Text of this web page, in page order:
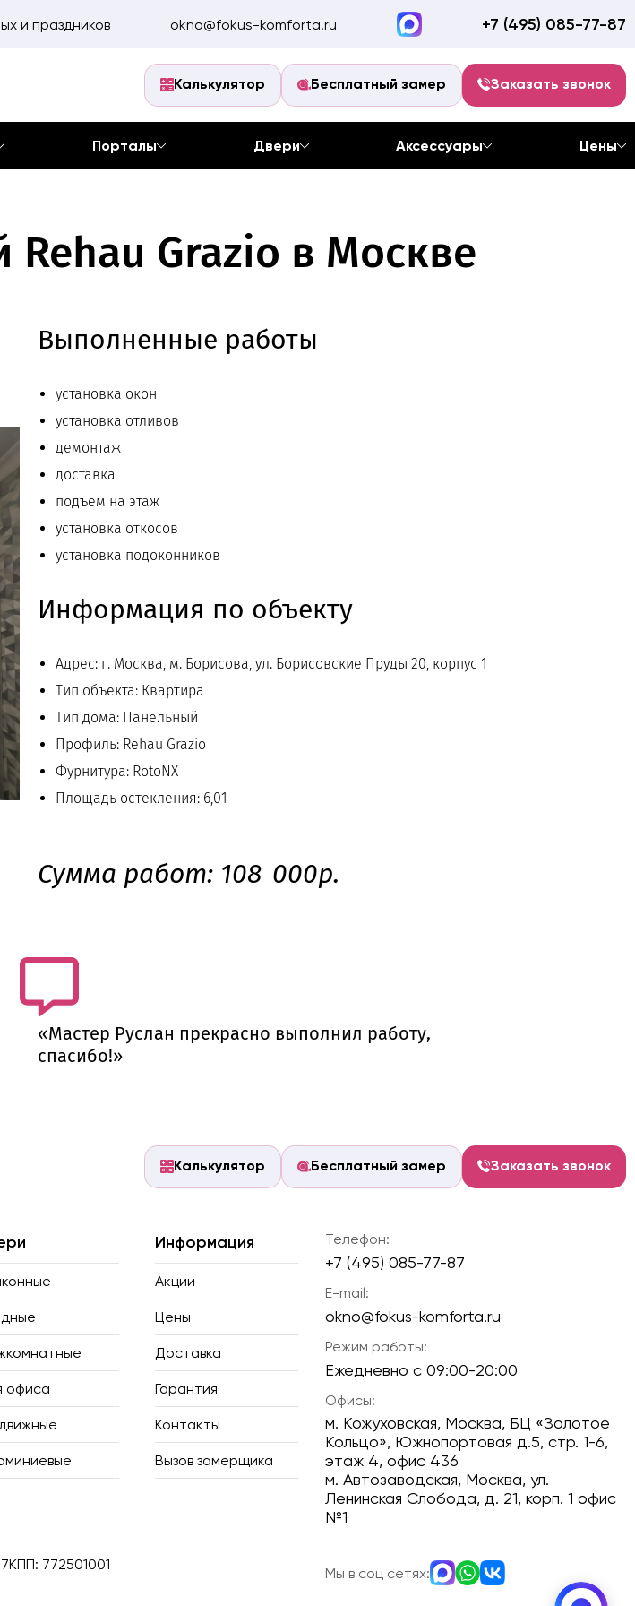
и праздников okno@fokus-komforta.ru +7 (495) 085-77-87
Калькулятор Бесплатный замер Заказать звонок
Порталы Двери Аксессуары Цены
Grazio в Москве
Выполненные работы
установка окон
установка отливов
демонтаж
доставка
подъём на этаж
установка откосов
установка подоконников
Информация по объекту
Адрес: г. Москва, м. Борисова, ул. Борисовские Пруды 20, корпус 1
Тип объекта: Квартира
Тип дома: Панельный
Профиль: Rehau Grazio
Фурнитура: RotoNX
Площадь остекления: 6,01
Сумма работ: 108 000р.
«Мастер Руслан прекрасно выполнил работу,
спасибо!»
Калькулятор Бесплатный замер Заказать звонок
офиса
Информация
Акции
Цены
Доставка
Гарантия
Контакты
Вызов замерщика
Телефон:
+7 (495) 085-77-87
E-mail:
okno@fokus-komforta.ru
Режим работы:
Ежедневно с 09:00-20:00
Офисы:
м. Кожуховская, Москва, БЦ «Золотое
Кольцо», Южнопортовая д.5, стр. 1-6,
этаж 4, офис 436
м. Автозаводская, Москва, ул.
Ленинская Слобода, д. 21, корп. 1 офис
№1
КПП: 772501001
Мы в соц сетях: